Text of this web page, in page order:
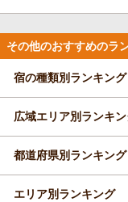
その他のおすすめのラ
宿の種類別ランキング
広域エリア別ランキ
都道府県別ランキング
エリア別ランキング